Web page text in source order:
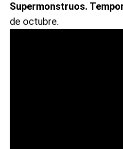
Supermonstruos.
de octubre.